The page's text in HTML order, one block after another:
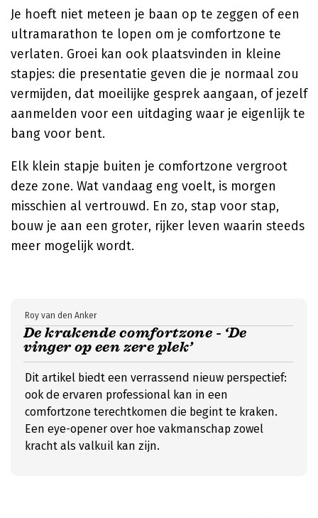
Je hoeft niet meteen je baan op te zeggen of een
ultramarathon te lopen om je comfortzone te
verlaten. Groei kan ook plaatsvinden in kleine
stapjes: die presentatie geven die je normaal zou
vermijden, dat moeilijke gesprek aangaan, of jezelf
aanmelden voor een uitdaging waar je eigenlijk te
bang voor bent.
Elk klein stapje buiten je comfortzone vergroot
deze zone. Wat vandaag eng voelt, is morgen
misschien al vertrouwd. En zo, stap voor stap,
bouw je aan een groter, rijker leven waarin steeds
meer mogelijk wordt.
De krakende comfortzone - ‘De
vinger op een zere plek’
Roy van den Anker
Dit artikel biedt een verrassend nieuw perspectief:
ook de ervaren professional kan in een
comfortzone terechtkomen die begint te kraken.
Een eye-opener over hoe vakmanschap zowel
kracht als valkuil kan zijn.